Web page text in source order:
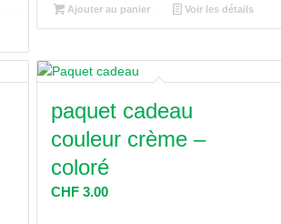
Ajouter au panier Voir les détails
paquet cadeau
couleur crème –
coloré
CHF3.00